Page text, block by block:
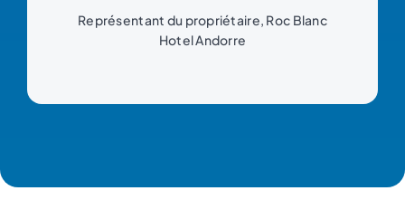
Représentant du propriétaire, Roc Blanc
Hotel Andorre